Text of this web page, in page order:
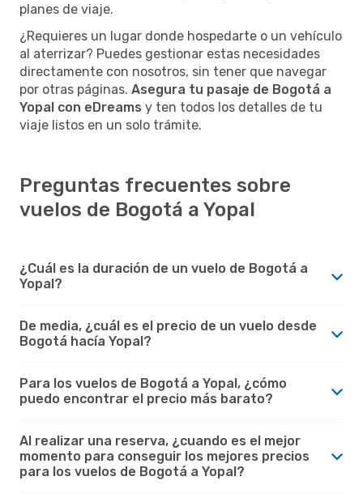
planes de viaje.
¿Requieres un lugar donde hospedarte o un vehículo
al aterrizar? Puedes gestionar estas necesidades
directamente con nosotros, sin tener que navegar
por otras páginas. Asegura tu pasaje de Bogotá a
Yopal con eDreams y ten todos los detalles de tu
viaje listos en un solo trámite.
Preguntas frecuentes sobre
vuelos de Bogotá a Yopal
¿Cuál es la duración de un vuelo de Bogotá a
Yopal?
De media, ¿cuál es el precio de un vuelo desde
Bogotá hacía Yopal?
Para los vuelos de Bogotá a Yopal, ¿cómo
puedo encontrar el precio más barato?
Al realizar una reserva, ¿cuando es el mejor
momento para conseguir los mejores precios
para los vuelos de Bogotá a Yopal?